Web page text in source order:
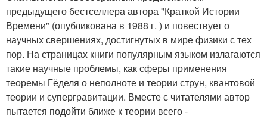
предыдущего бестселлера автора "Краткой Истории
Времени" (опубликована в 1988 г. ) и повествует о
научных свершениях, достигнутых в мире физики с тех
пор. На страницах книги популярным языком излагаются
такие научные проблемы, как сферы применения
теоремы Гёделя о неполноте и теории струн, квантовой
теории и супергравитации. Вместе с читателями автор
пытается подойти ближе к теории всего -